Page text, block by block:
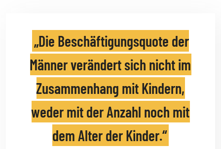
Die Beschäftigungsquote der
Männer verändert sich nicht im
Zusammenhang mit Kindern,
weder mit der Anzahl noch mit
dem Alter der Kinder.